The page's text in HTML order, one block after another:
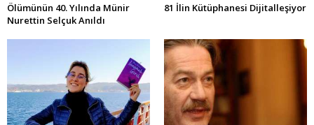
Ölümünün 40. Yılında Münir
Nurettin Selçuk Anıldı
81 İlin Kütüphanesi Dijitalleşiyor